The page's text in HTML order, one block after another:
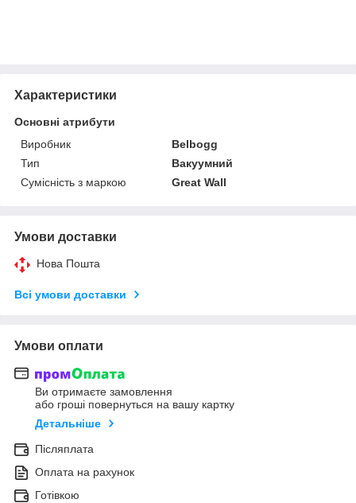
Характеристики
Основні атрибути
Виробник
Belbogg
Тип
Вакуумний
Сумісність з маркою
Great Wall
Умови доставки
Нова Пошта
Всі умови доставки
Умови оплати
Ви отримаєте замовлення
або гроші повернуться на вашу картку
Детальніше
Післяплата
Оплата на рахунок
Готівкою